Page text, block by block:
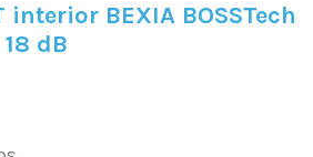
interior BEXIA BOSSTech
dB